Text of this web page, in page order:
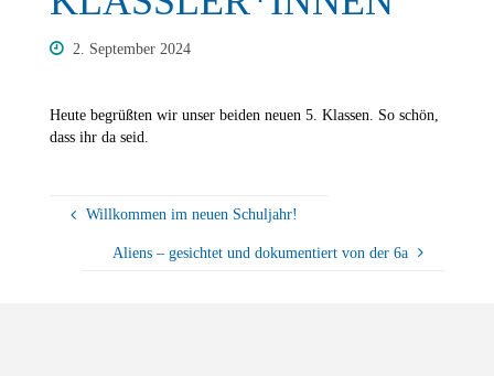
2. September 2024
Heute begrüßten wir unser beiden neuen 5. Klassen. So schön,
dass ihr da seid.
Willkommen im neuen Schuljahr!
Aliens – gesichtet und dokumentiert von der 6a